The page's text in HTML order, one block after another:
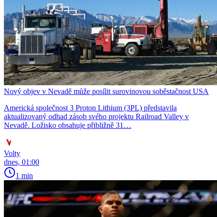
Nový objev v Nevadě může posílit surovinovou soběstačnost USA
Americká společnost 3 Proton Lithium (3PL) představila
aktualizovaný odhad zásob svého projektu Railroad Valley v
Nevadě. Ložisko obsahuje přibližně 31…
Volty
dnes, 01:00
1 min